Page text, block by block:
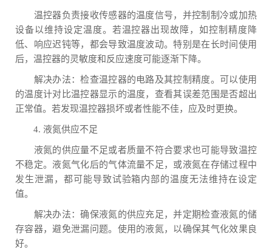
温控器负责接收传感器的温度信号，并控制制冷或加热
设备以维持设定温度。若温控器出现故障，如控制精度降
低、响应迟钝等，都会导致温度波动。特别是在长时间使用
后，温控器的灵敏度和反应速度可能逐渐下降。
解决办法：检查温控器的电路及其控制精度。可以使用
的温度计对比温控器显示的温度，查看其误差范围是否超出
正常值。若发现温控器损坏或者性能不佳，应及时更换。
4. 液氮供应不足
液氮的供应量不足或者质量不符合要求也可能导致温控
不稳定。液氮气化后的气体流量不足，或液氮在存储过程中
发生泄漏，都可能导致试验箱内部的温度无法维持在设定
值。
解决办法：确保液氮的供应充足，并定期检查液氮的储
存容器，避免泄漏问题。使用的液氮，以确保其气化效果良
好。